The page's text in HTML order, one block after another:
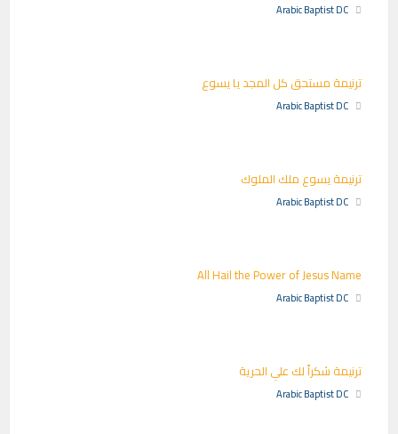
Arabic Baptist DC
ترنيمة مستحق كل المجد يا يسوع
Arabic Baptist DC
ترنيمة يسوع ملك الملوك
Arabic Baptist DC
All Hail the Power of Jesus Name
Arabic Baptist DC
ترنيمة شكراً لك علي الحرية
Arabic Baptist DC